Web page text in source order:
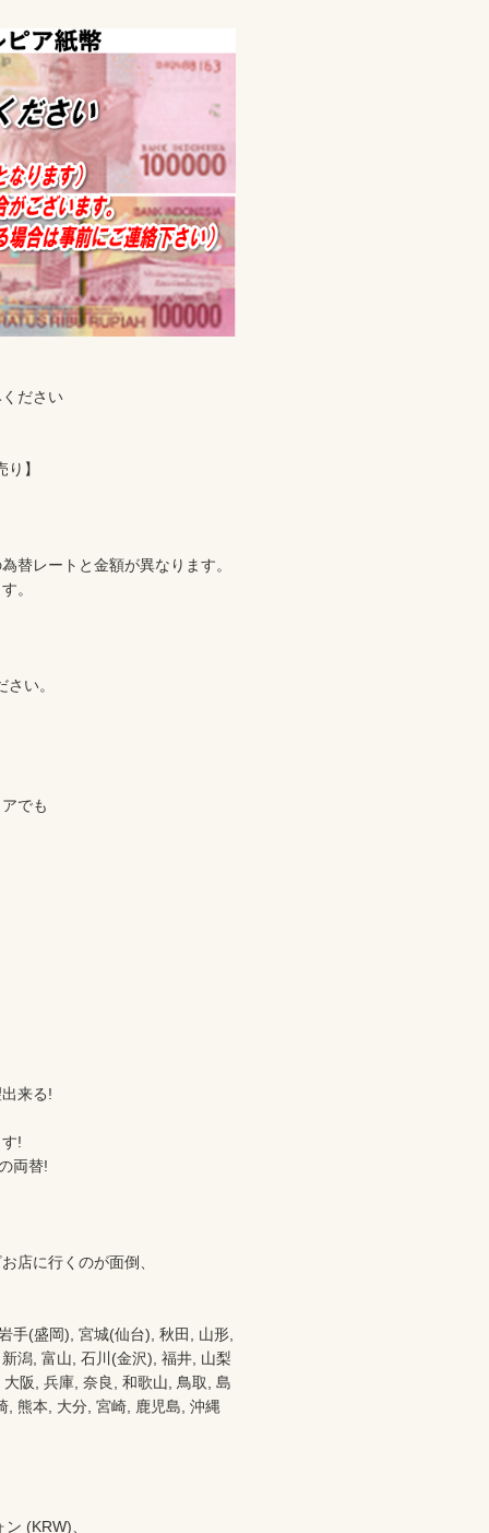
ださい
】
替レートと金額が異なります。
。
い。
でも
来る!
!
両替!
店に行くのが面倒、
手(盛岡), 宮城(仙台), 秋田, 山形,
潟, 富山, 石川(金沢), 福井, 山梨
阪, 兵庫, 奈良, 和歌山, 鳥取, 島
, 熊本, 大分, 宮崎, 鹿児島, 沖縄
(KRW)、